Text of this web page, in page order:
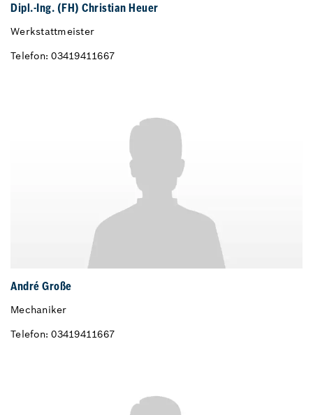
Dipl.-Ing. (FH) Christian Heuer
Werkstattmeister
Telefon: 03419411667
André Große
Mechaniker
Telefon: 03419411667